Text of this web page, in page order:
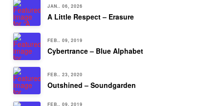
JAN.. 06, 2026
A Little Respect – Erasure
FEB.. 09, 2019
Cybertrance – Blue Alphabet
FEB.. 23, 2020
Outshined – Soundgarden
FEB.. 09, 2019